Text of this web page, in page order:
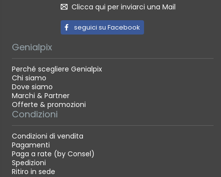
Clicca qui per inviarci una Mail
seguici su Facebook
Genialpix
Perché scegliere Genialpix
Chi siamo
Dove siamo
Marchi & Partner
Offerte & promozioni
Condizioni
Condizioni di vendita
Pagamenti
Paga a rate (by Consel)
Spedizioni
Ritiro in sede